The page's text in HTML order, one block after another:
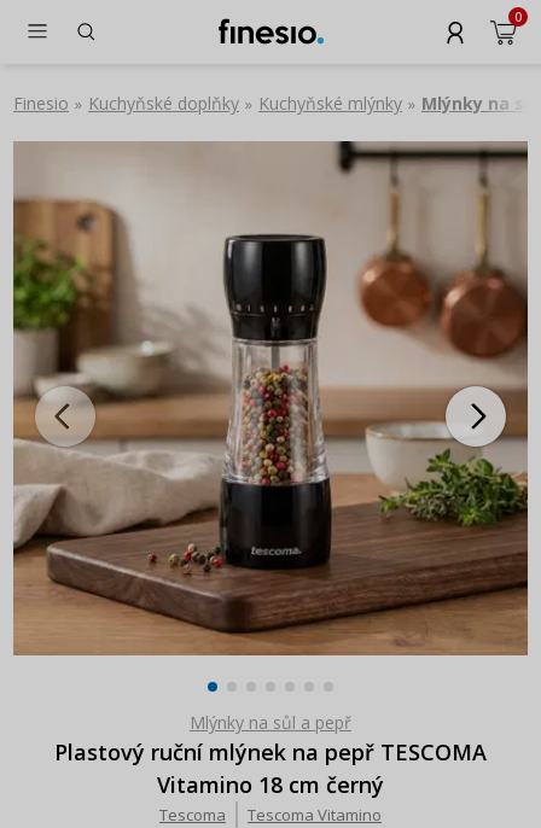
0
Finesio » Kuchyňské doplňky » Kuchyňské mlýnky » Mlýnky na
Mlýnky na sůl a pepř
Plastový ruční mlýnek na pepř TESCOMA
Vitamino 18 cm černý
Tescoma Tescoma Vitamino